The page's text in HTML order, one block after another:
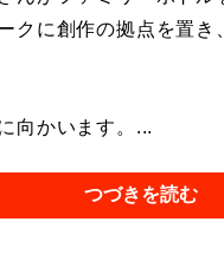
クに創作の拠点を置
向かいます。...
つづきを読む